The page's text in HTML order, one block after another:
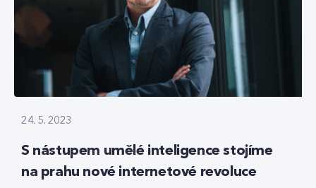
24. 5. 2023
S nástupem umělé inteligence stojíme
na prahu nové internetové revoluce